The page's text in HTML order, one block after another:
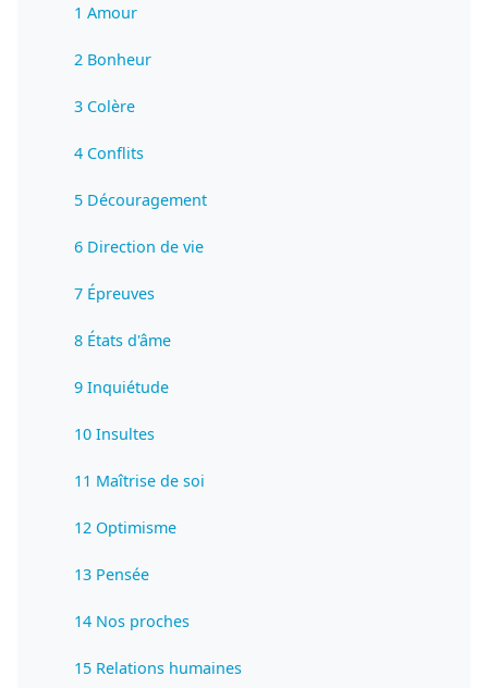
1 Amour
2 Bonheur
3 Colère
4 Conflits
5 Découragement
6 Direction de vie
7 Épreuves
8 États d'âme
9 Inquiétude
10 Insultes
11 Maîtrise de soi
12 Optimisme
13 Pensée
14 Nos proches
15 Relations humaines